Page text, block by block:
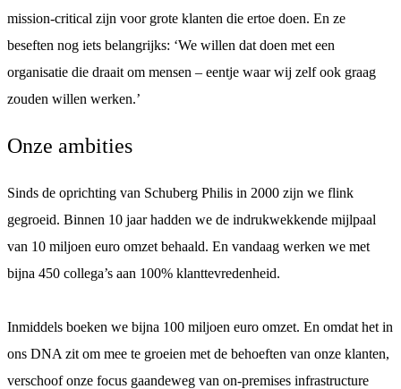
mission-critical zijn voor grote klanten die ertoe doen. En ze
beseften nog iets belangrijks: ‘We willen dat doen met een
organisatie die draait om mensen – eentje waar wij zelf ook graag
zouden willen werken.’
Onze ambities
Sinds de oprichting van Schuberg Philis in 2000 zijn we flink
gegroeid. Binnen 10 jaar hadden we de indrukwekkende mijlpaal
van 10 miljoen euro omzet behaald. En vandaag werken we met
bijna 450 collega’s aan 100% klanttevredenheid.
Inmiddels boeken we bijna 100 miljoen euro omzet. En omdat het in
ons DNA zit om mee te groeien met de behoeften van onze klanten,
verschoof onze focus gaandeweg van on-premises infrastructure